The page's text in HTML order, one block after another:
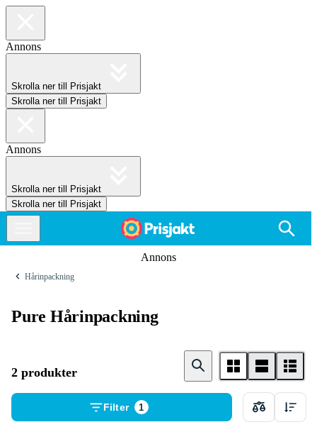
Annons
Skrolla ner till Prisjakt
Skrolla ner till Prisjakt
Annons
Skrolla ner till Prisjakt
Skrolla ner till Prisjakt
Annons
Hårinpackning
Pure Hårinpackning
2 produkter
Filter 1